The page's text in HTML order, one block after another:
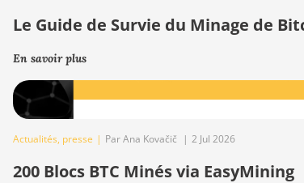
Le Guide de Survie du Minage de
En savoir plus
Actualités, presse | Par Ana Kovačič | 2 Jul 2026
200 Blocs BTC Minés via EasyMining